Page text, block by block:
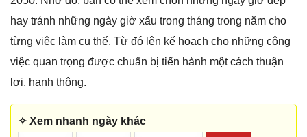
hay tránh những ngày giờ xấu trong tháng trong năm cho
từng việc làm cụ thể. Từ đó lên kế hoạch cho những công
việc quan trọng được chuẩn bị tiến hành một cách thuận
lợi, hanh thông.
✧ Xem nhanh ngày khác